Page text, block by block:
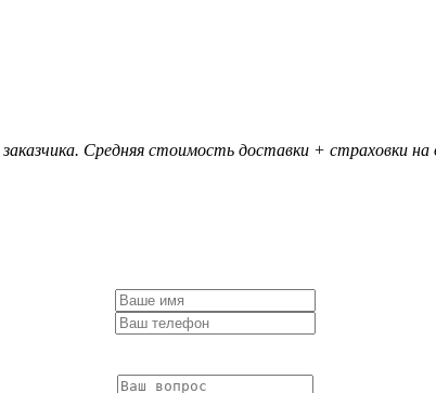
Средняя стоимость доставки + страховки